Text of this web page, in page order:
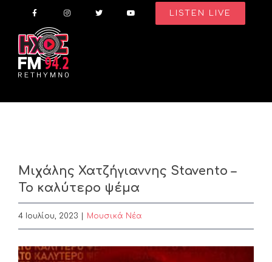
content
LISTEN LIVE
Μιχάλης Χατζήγιαννης Stavento –
Το καλύτερο ψέμα
4 Ιουλίου, 2023 | Μουσικά Νέα
View